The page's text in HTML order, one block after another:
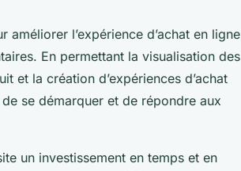
l’expérience d’achat en ligne
En permettant la visualisation des
et la création d’expériences d’achat
se démarquer et de répondre aux
un investissement en temps et en